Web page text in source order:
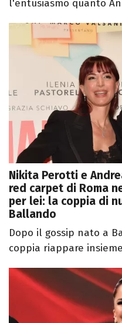
l'entusiasmo quanto
Nikita Perotti e
red carpet di Roma
per lei: la coppia di
Ballando
Dopo il gossip nato a
coppia riappare